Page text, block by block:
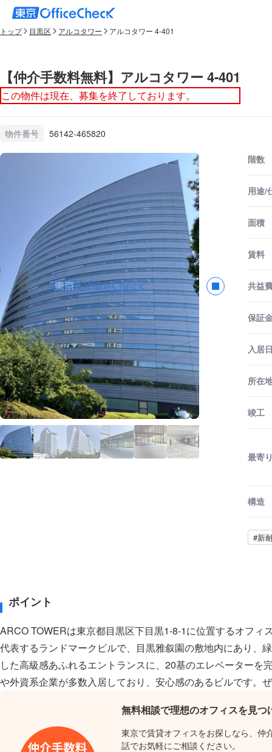
トップ 目黒区 アルコタワー アルコタワー 4-401
【仲介手数料無料】アルコタワー 4-401
この物件は現在、募集を終了しております。
物件番号 56142-465820
階数
用途/
面積
賃料
共益
保証
入居
所在
竣工
最寄
構造
#新
ポイント
ARCO TOWERは東京都目黒区下目黒1-8-1に位置するオフ
代表するランドマークビルで、目黒雅叙園の敷地内にあり、
した高級感あふれるエントランスに、20基のエレベーター
や外資系企業が多数入居しており、安心感のあるビルです。
無料相談で理想のオフィスを見つ
東京で賃貸オフィスをお探しなら、仲
話でお気軽にご相談ください。